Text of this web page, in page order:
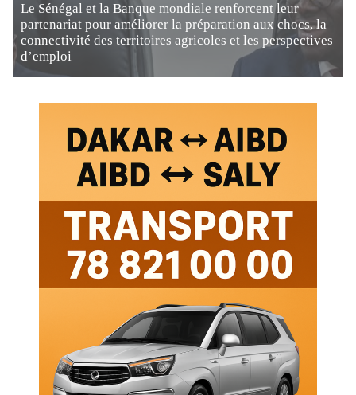
Le Sénégal et la Banque mondiale renforcent leur
partenariat pour améliorer la préparation aux chocs, la
connectivité des territoires agricoles et les perspectives
d’emploi